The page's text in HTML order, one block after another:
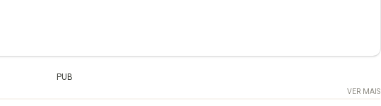
PUB
VER MAIS